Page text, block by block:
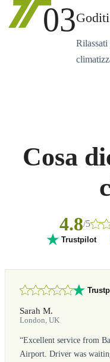
03
Cosa
4.8/5
Trustpilot
Sarah M.
London, UK
“Excellent service from
Airport. Driver was